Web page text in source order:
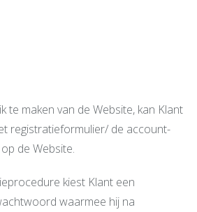
te maken van de Website, kan Klant
registratieformulier/ de account-
de Website.
kiest Klant een
waarmee hij na